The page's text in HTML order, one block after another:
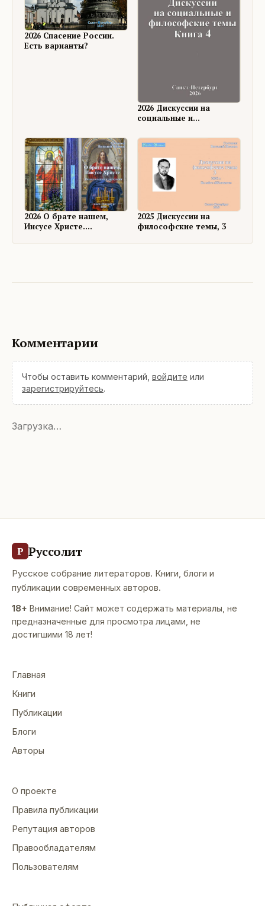
2026 Спасение России.
Есть варианты?
2026 Дискуссии на
социальные и
2026 О брате нашем,
Иисусе Христе.
дискуссии
2025 Дискуссии на
философские темы, 3
Комментарии
Чтобы оставить комментарий, войдите или
зарегистрируйтесь.
Загрузка…
Р Руссолит
Русское собрание литераторов. Книги, блоги и
публикации современных авторов.
18+ Внимание! Сайт может содержать материалы, не
предназначенные для просмотра лицами, не
достигшими 18 лет!
Главная
Книги
Публикации
Блоги
Авторы
О проекте
Правила публикации
Репутация авторов
Правообладателям
Пользователям